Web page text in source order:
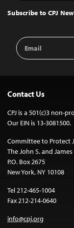
Top
Subscribe to CPJ
Email
Address
Contact Us
CPJ is a 501(c)3 non-
Our EIN is 13-3081500.
Committee to Protect
The John S. and
P.O. Box 2675
New York, NY 10108
Tel 212-465-1004
Fax 212-214-0640
info@cpj.org